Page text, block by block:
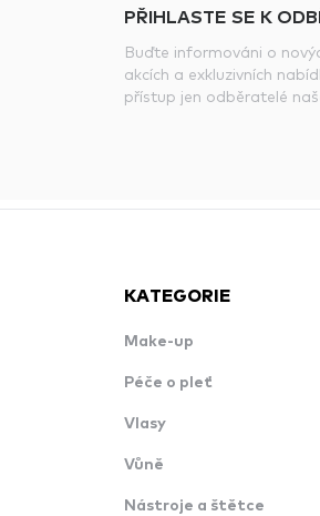
PŘIHLASTE SE K
Buďte informováni o
akcích a exkluzivních
přístup jen odběratelé
KATEGORIE
Make-up
Péče o pleť
Vlasy
Vůně
Nástroje a štětce